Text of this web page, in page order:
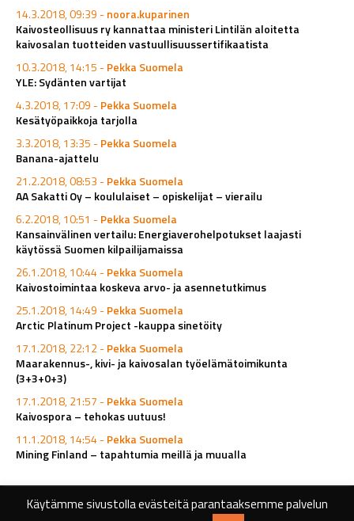
14.3.2018, 09:39 -noora.kuparinen
Kaivosteollisuus ry kannattaa ministeri Lintilän aloitetta
kaivosalan tuotteiden vastuullisuussertifikaatista
10.3.2018, 14:15 -Pekka Suomela
YLE: Sydänten vartijat
4.3.2018, 17:09 -Pekka Suomela
Kesätyöpaikkoja tarjolla
3.3.2018, 13:35 -Pekka Suomela
Banana-ajattelu
21.2.2018, 08:53 -Pekka Suomela
AA Sakatti Oy – koululaiset – opiskelijat – vierailu
6.2.2018, 10:51 -Pekka Suomela
Kansainvälinen vertailu: Energiaverohelpotukset laajasti
käytössä Suomen kilpailijamaissa
26.1.2018, 10:44 -Pekka Suomela
Kaivostoimintaa koskeva arvo- ja asennetutkimus
25.1.2018, 14:49 -Pekka Suomela
Arctic Platinum Project -kauppa sinetöity
17.1.2018, 22:12 -Pekka Suomela
Maarakennus-, kivi- ja kaivosalan työelämätoimikunta
(3+3+0+3)
17.1.2018, 21:57 -Pekka Suomela
Kaivospora – tehokas uutuus!
11.1.2018, 14:54 -Pekka Suomela
Mining Finland – tapahtumia meillä ja muualla
Käytämme sivustolla evästeitä parantaaksemme palvelun